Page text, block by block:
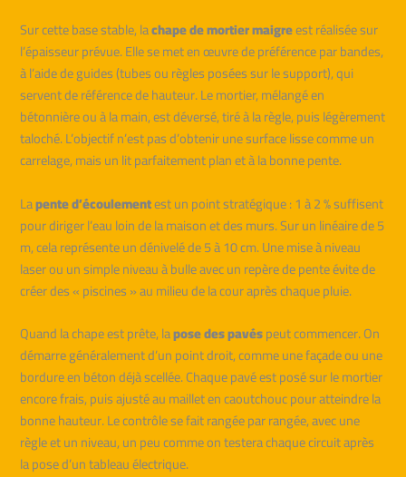
Sur cette base stable, lachape de mortier maigreest réalisée sur
l’épaisseur prévue. Elle se met en œuvre de préférence par bandes,
à l’aide de guides (tubes ou règles posées sur le support), qui
servent de référence de hauteur. Le mortier, mélangé en
bétonnière ou à la main, est déversé, tiré à la règle, puis légèrement
taloché. L’objectif n’est pas d’obtenir une surface lisse comme un
carrelage, mais un lit parfaitement plan et à la bonne pente.
Lapente d’écoulementest un point stratégique : 1 à 2 % suffisent
pour diriger l’eau loin de la maison et des murs. Sur un linéaire de 5
m, cela représente un dénivelé de 5 à 10 cm. Une mise à niveau
laser ou un simple niveau à bulle avec un repère de pente évite de
créer des « piscines » au milieu de la cour après chaque pluie.
Quand la chape est prête, lapose des pavéspeut commencer. On
démarre généralement d’un point droit, comme une façade ou une
bordure en béton déjà scellée. Chaque pavé est posé sur le mortier
encore frais, puis ajusté au maillet en caoutchouc pour atteindre la
bonne hauteur. Le contrôle se fait rangée par rangée, avec une
règle et un niveau, un peu comme on testera chaque circuit après
la pose d’un tableau électrique.